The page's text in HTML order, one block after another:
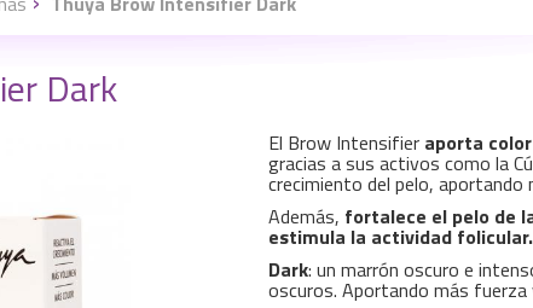
Dark
El Brow Intensifier aporta
gracias a sus activos como la
crecimiento del pelo, aportando
Además, fortalece el pelo de
estimula la actividad folicular.
Dark: un marrón oscuro e
oscuros. Aportando más fuerza